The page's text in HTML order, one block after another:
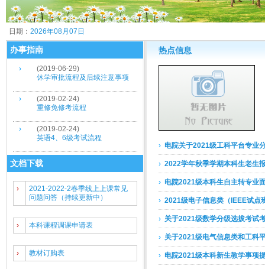
日期： 2026年08月07日
办事指南
›
(2019-06-29)
休学审批流程及后续注意事项
›
(2019-02-24)
重修免修考流程
›
(2019-02-24)
英语4、6级考试流程
文档下载
›
2021-2022-2春季线上上课常见
问题问答（持续更新中）
› 本科课程调课申请表
› 教材订购表
热点信息
› 电院关于2021级工科平台专业
› 2022学年秋季学期本科生老生
› 电院2021级本科生自主转专业
› 2021级电子信息类（IEEE试点班）-数
› 关于2021级数学分级选拔考试
› 关于2021级电气信息类和工科平台
› 电院2021级本科新生教学事项